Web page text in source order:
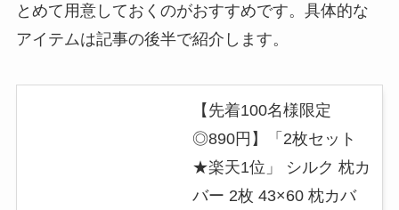
とめて用意しておくのがおすすめです。具体的な
アイテムは記事の後半で紹介します。
【先着100名様限定
◎890円】「2枚セット
★楽天1位」 シルク 枕カ
バー 2枚 43×60 枕カバ